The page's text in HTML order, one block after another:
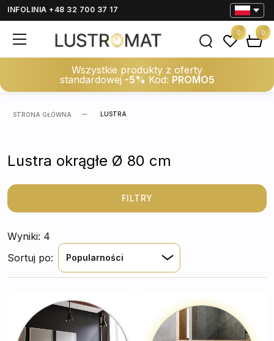
INFOLINIA +48 32 700 37 17
Wszystkie produkty z oferty
standardowej -5% Kod: PROMO5
0 0
STRONA GŁÓWNA LUSTRA
Lustra okrągłe Ø 80 cm
FILTRY
Wyniki: 4
Sortuj po:
Popularności